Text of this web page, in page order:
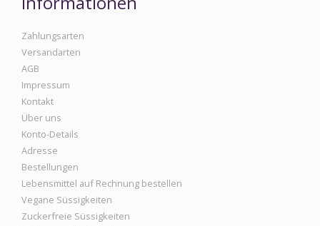
Zahlungsarten
Versandarten
AGB
Impressum
Kontakt
Über uns
Konto-Details
Adresse
Bestellungen
Lebensmittel auf Rechnung bestellen
Vegane Süssigkeiten
Zuckerfreie Süssigkeiten